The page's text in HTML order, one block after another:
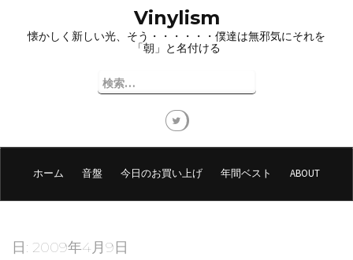
プ
Vinylism
懐かしく新しい光、そう・・・・・・僕達は無邪気にそれを
「朝」と名付ける
検
索:
ホーム 音盤 今日のお買い上げ 年間ベスト ABOUT
日: 2009年4月9日